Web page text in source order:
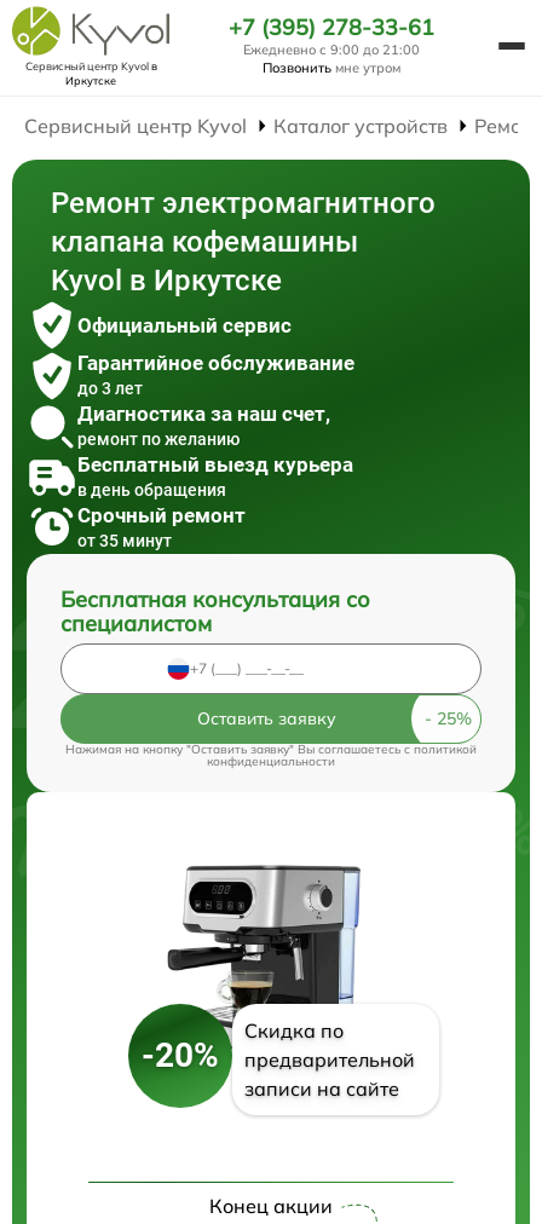
Сервисный центр Kyvolв
Иркутске
+7 (395) 278-33-61
Ежедневно с 9:00 до 21:00
Позвонить мне утром
Сервисный центр Kyvol Каталог устройств
Ремонт электромагнитного
клапана кофемашины
Kyvol в Иркутске
Официальный сервис
Гарантийное обслуживание
до 3 лет
Диагностика за наш счет,
ремонт по желанию
Бесплатный выезд курьера
в день обращения
Срочный ремонт
от 35 минут
Бесплатная консультация со
специалистом
Оставить заявку
Нажимая на кнопку "Оставить заявку" Вы соглашаетесь cполитикой
конфиденциальности
-20%
Скидка по
предварительной
записи на сайте
Конец акции